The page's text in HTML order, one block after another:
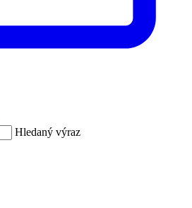
Hledaný výraz